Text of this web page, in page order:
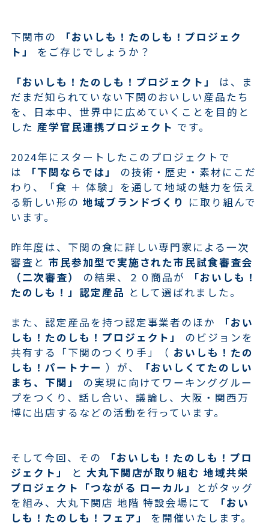
下関市の
「おいしも！たのしも！プロジェク
ト」 をご存じでしょうか？
「おいしも！たのしも！プロジェクト」 は、ま
だまだ知られていない下関のおいしい産品たち
を、日本中、世界中に広めていくことを目的と
した 産学官民連携プロジェクト です。
2024年にスタートしたこのプロジェクトで
は
「下関ならでは」 の技術・歴史・素材にこだ
わり、「食 ＋ 体験」を通して地域の魅力を伝え
る新しい形の 地域ブランドづくり に取り組んで
います。
昨年度は、下関の食に詳しい専門家による一次
審査と 市民参加型で実施された市民試食審査会
（二次審査） の結果、２０商品が
「おいしも！
たのしも！」認定産品 として選ばれました。
また、認定産品を持つ認定事業者のほか
「おい
しも！たのしも！プロジェクト」 のビジョンを
共有する「下関のつくり手」（ おいしも！たの
しも！パートナー ）が、
「おいしくてたのしい
まち、下関」 の実現に向けてワーキンググルー
プをつくり、話し合い、議論し、大阪・関西万
博に出店するなどの活動を行っています。
そして今回、その
「おいしも！たのしも！プロ
ジェクト」
と 大丸下関店が取り組む 地域共栄
プロジェクト「つながる ローカル」
とがタッグ
を組み、大丸下関店 地階 特設会場にて
「おい
しも！たのしも！フェア」 を開催いたします。